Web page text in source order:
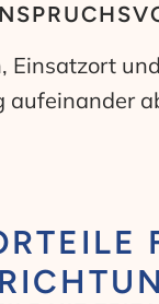
Einsatzort
aufeinander